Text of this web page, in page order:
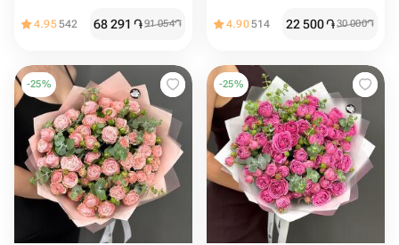
4.95542 68 291 ֏91 054֏ 4.90514 22 500֏30 000֏
-25% -25%